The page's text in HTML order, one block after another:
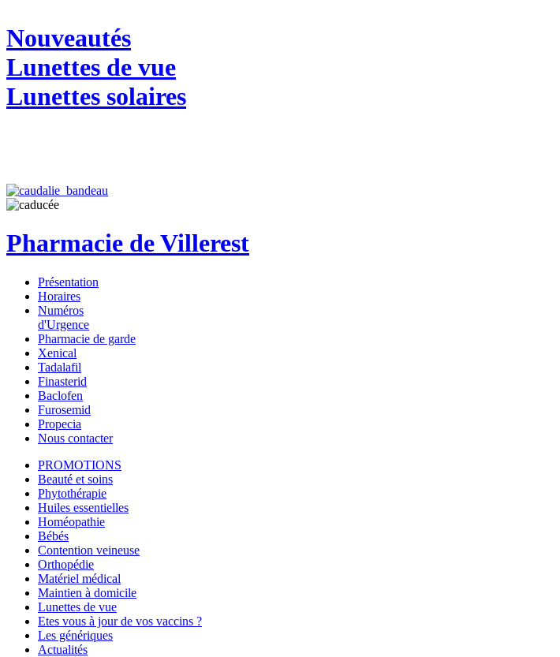
Nouveautés
Lunettes de vue
Lunettes solaires
Pharmacie de Villerest
Présentation
Horaires
Numéros
d'Urgence
Pharmacie de garde
Xenical
Tadalafil
Finasterid
Baclofen
Furosemid
Propecia
Nous contacter
PROMOTIONS
Beauté et soins
Phytothérapie
Huiles essentielles
Homéopathie
Bébés
Contention veineuse
Orthopédie
Matériel médical
Maintien à domicile
Lunettes de vue
Etes vous à jour de vos vaccins ?
Les génériques
Actualités